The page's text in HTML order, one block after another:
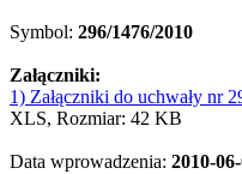
Symbol: 296/1476/2010
Załączniki:
1) Załączniki do uchwały nr
XLS, Rozmiar: 42 KB
Data wprowadzenia: 2010-